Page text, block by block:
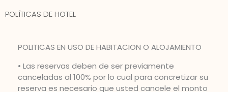
POLÍTICAS DE HOTEL
POLITICAS EN USO DE HABITACION O ALOJAMIENTO
• Las reservas deben de ser previamente
canceladas al 100% por lo cual para concretizar su
reserva es necesario que usted cancele el monto